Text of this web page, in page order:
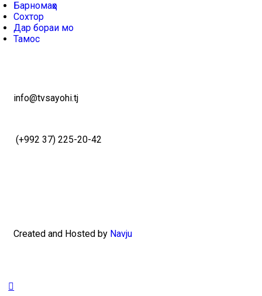
Барномаҳо
Сохтор
Дар бораи мо
Тамос
info@tvsayohi.tj
(+992 37) 225-20-42
Created and Hosted by Navju